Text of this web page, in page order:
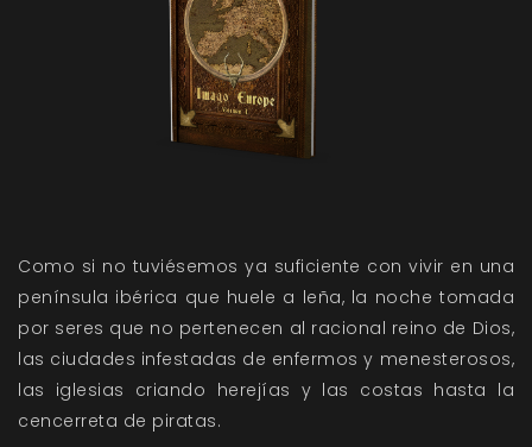
Como si no tuviésemos ya suficiente con vivir en una
península ibérica que huele a leña, la noche tomada
por seres que no pertenecen al racional reino de Dios,
las ciudades infestadas de enfermos y menesterosos,
las iglesias criando herejías y las costas hasta la
cencerreta de piratas.